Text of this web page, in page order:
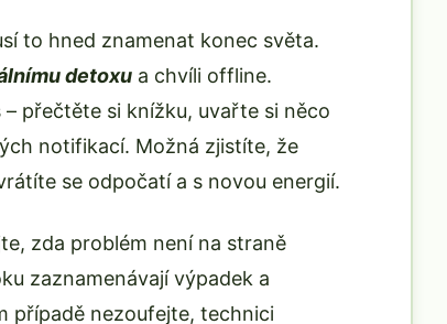
to hned znamenat konec světa.
detoxu a chvíli offline.
přečtěte si knížku, uvařte si něco
notifikací. Možná zjistíte, že
se odpočatí a s novou energií.
zda problém není na straně
zaznamenávají výpadek a
případě nezoufejte, technici